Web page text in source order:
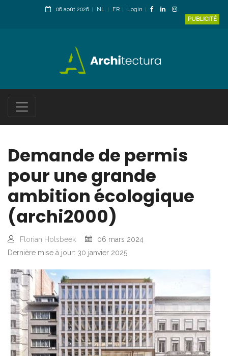
06 août 2026 NL FR
Login
PUBLICITÉ
Demande de permis
pour une grande
ambition écologique
(archi2000)
Florian Holsbeek
06 mars 2024
Dernière mise à jour: 30 janvier 2025